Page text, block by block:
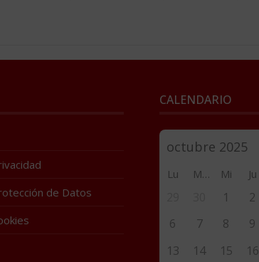
de Datos
CALENDARIO
Lu Ma Mi Ju
1 2
6
7 8 9
13
14 15 16